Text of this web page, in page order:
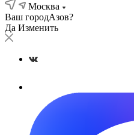
Москва
Ваш городАзов?
Да Изменить